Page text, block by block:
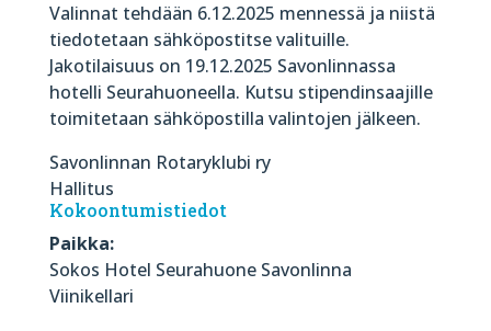
Valinnat tehdään 6.12.2025 mennessä ja niistä
tiedotetaan sähköpostitse valituille.
Jakotilaisuus on 19.12.2025 Savonlinnassa
hotelli Seurahuoneella. Kutsu stipendinsaajille
toimitetaan sähköpostilla valintojen jälkeen.
Savonlinnan Rotaryklubi ry
Hallitus
Kokoontumistiedot
Paikka:
Sokos Hotel Seurahuone Savonlinna
Viinikellari